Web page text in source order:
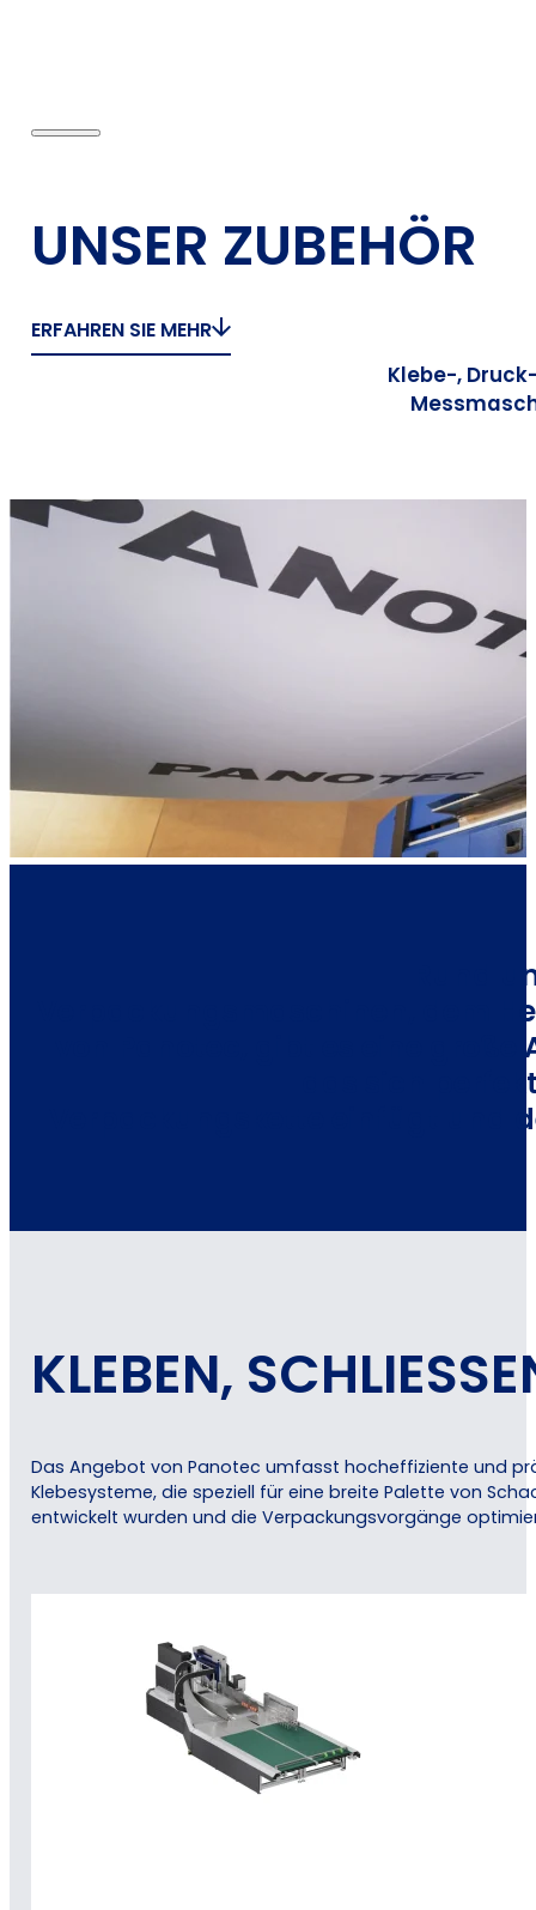
UNSER ZUBEHÖR
ERFAHREN SIE MEHR
Klebe-,
Rund
Verpackungsmaschinen, dem
von Panotec, gibt es eine
das sich
Verpackungskette einfügt und
KLEBEN,
Das Angebot von Panotec umfasst hocheffiziente und
Klebesysteme, die speziell für eine breite Palette von
entwickelt wurden und die Verpackungsvorgänge